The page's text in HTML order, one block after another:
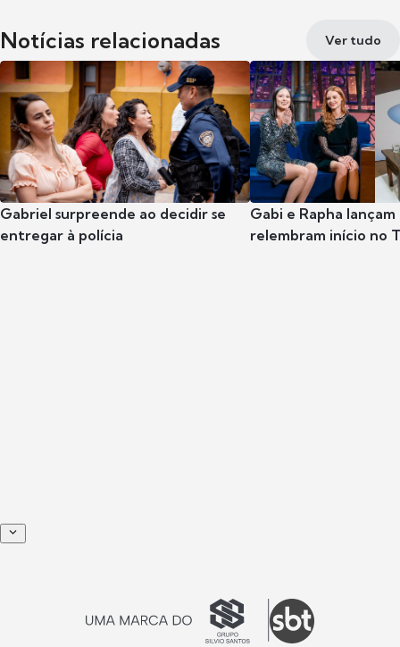
Notícias relacionadas Ver tudo
Gabriel surpreende ao decidir se
entregar à polícia
Gabi e Rapha
relembram início no